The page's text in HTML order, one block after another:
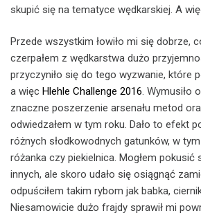
skupić się na tematyce wędkarskiej. A
Przede wszystkim łowiło mi się dobrze,
czerpałem z wędkarstwa dużo
przyczyniło się do tego wyzwanie, które
a więc Hlehle Challenge 2016. Wymusiło
znaczne poszerzenie arsenału metod
odwiedzałem w tym roku. Dało to efekt
różnych słodkowodnych gatunków, w
różanka czy piekielnica. Mogłem pokusić
innych, ale skoro udało się osiągnąć
odpuściłem takim rybom jak babka,
Niesamowicie dużo frajdy sprawił mi